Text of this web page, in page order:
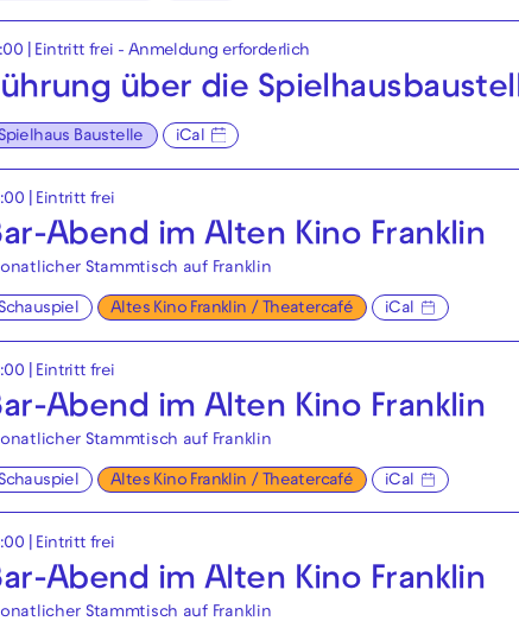
Eintritt frei - Anmeldung erforderlich
über die
Spielhaus Baustelle iCal
Eintritt frei
Abend im Alten Kino Franklin
Stammtisch auf Franklin
Altes Kino Franklin / Theatercafé iCal
Eintritt frei
Abend im Alten Kino Franklin
Stammtisch auf Franklin
Altes Kino Franklin / Theatercafé iCal
Eintritt frei
Abend im Alten Kino Franklin
Stammtisch auf Franklin